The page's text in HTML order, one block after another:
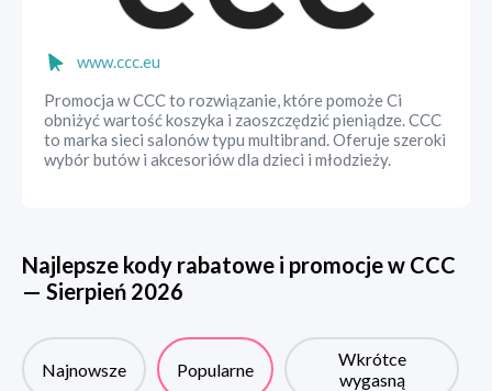
www.ccc.eu
Promocja w CCC to rozwiązanie, które pomoże Ci
obniżyć wartość koszyka i zaoszczędzić pieniądze. CCC
to marka sieci salonów typu multibrand. Oferuje szeroki
wybór butów i akcesoriów dla dzieci i młodzieży.
Najlepsze kody rabatowe i promocje w CCC
— Sierpień 2026
Najnowsze Popularne
Wkrótce
wygasną